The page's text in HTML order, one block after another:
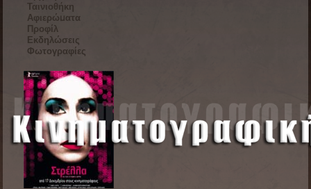
Ταινιοθήκη
Αφιερώματα
Προφίλ
Εκδηλώσεις
Φωτογραφίες